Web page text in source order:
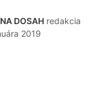
DOSAH redakcia
2019